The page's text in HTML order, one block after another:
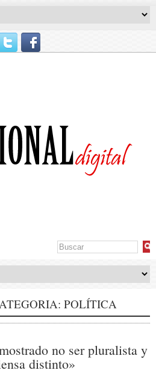
POLÍTICA
no ser pluralista y
distinto»